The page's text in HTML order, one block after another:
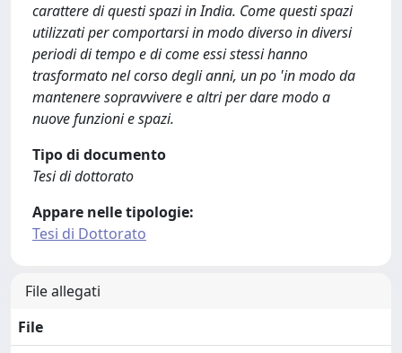
carattere di questi spazi in India. Come questi spazi
utilizzati per comportarsi in modo diverso in diversi
periodi di tempo e di come essi stessi hanno
trasformato nel corso degli anni, un po 'in modo da
mantenere sopravvivere e altri per dare modo a
nuove funzioni e spazi.
Tipo di documento
Tesi di dottorato
Appare nelle tipologie:
Tesi di Dottorato
File allegati
File